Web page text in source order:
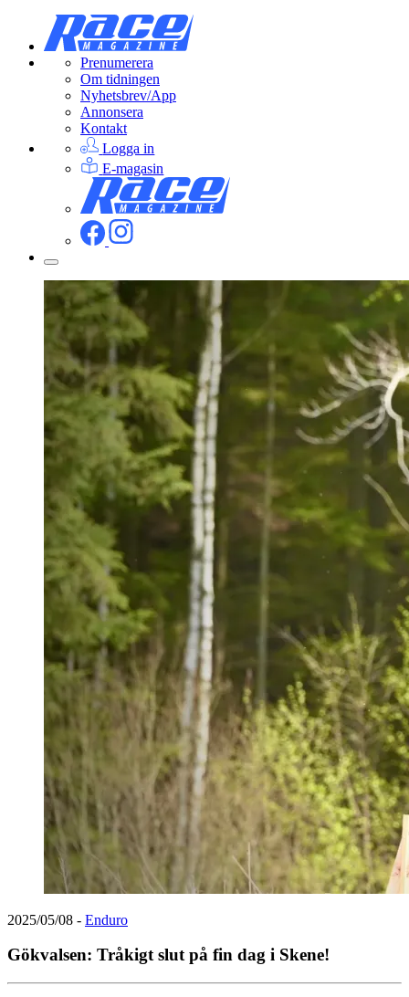
Prenumerera
Om tidningen
Nyhetsbrev/App
Annonsera
Kontakt
Logga in
E-magasin
2025/05/08 - Enduro
Gökvalsen: Tråkigt slut på fin dag i Skene!